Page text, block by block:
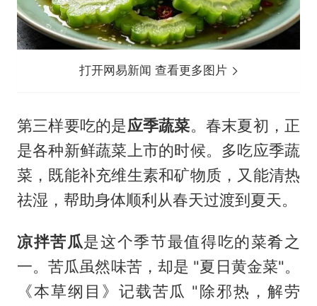
打开网易新闻 查看更多图片
第三样要吃的是应季蔬菜。春末夏初，正
是各种新鲜蔬菜上市的时候。多吃应季蔬
菜，既能补充维生素和矿物质，又能清热
祛湿，帮助身体顺利从春天过渡到夏天。
凉拌苦瓜是这个季节最值得吃的菜肴之
一。苦瓜虽然味苦，却是 "夏日黄金菜"。
《本草纲目》记载苦瓜 "除邪热，解劳